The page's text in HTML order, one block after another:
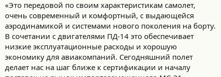
«Это передовой по своим характеристикам самолет,
очень современный и комфортный, с выдающейся
аэродинамикой и системами нового поколения на борту.
В сочетании с двигателями ПД-14 это обеспечивает
низкие эксплуатационные расходы и хорошую
экономику для авиакомпаний. Сегодняшний полет
делает нас на шаг ближе к сертификации и началу